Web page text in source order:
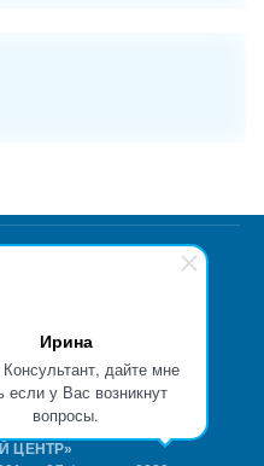
Ирина
дайте мне
если у Вас возникнут
вопросы.
данных
данных
ЦЕНТР»